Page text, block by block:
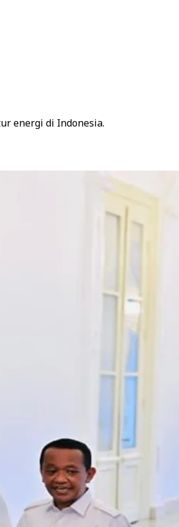
energi di Indonesia.